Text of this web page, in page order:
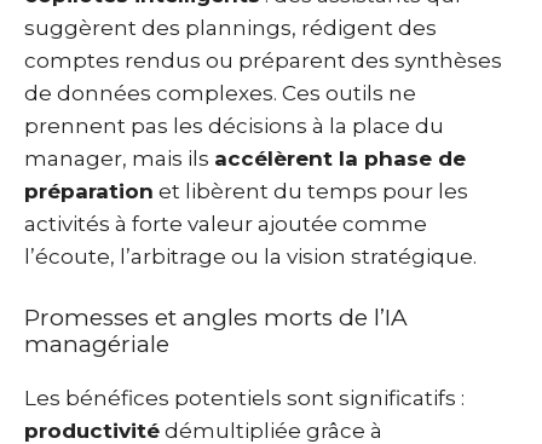
suggèrent des plannings, rédigent des
comptes rendus ou préparent des synthèses
de données complexes. Ces outils ne
prennent pas les décisions à la place du
manager, mais ils accélèrent la phase de
préparation et libèrent du temps pour les
activités à forte valeur ajoutée comme
l’écoute, l’arbitrage ou la vision stratégique.
Promesses et angles morts de l’IA
managériale
Les bénéfices potentiels sont significatifs :
productivité démultipliée grâce à